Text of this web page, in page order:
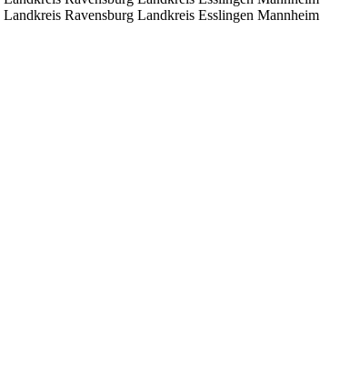
Landkreis Ravensburg Landkreis Esslingen Mannheim